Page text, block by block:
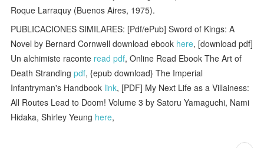
Roque Larraquy (Buenos Aires, 1975).
PUBLICACIONES SIMILARES: [Pdf/ePub] Sword of Kings: A
Novel by Bernard Cornwell download ebook here, [download pdf]
Un alchimiste raconte read pdf, Online Read Ebook The Art of
Death Strandingpdf, {epub download} The Imperial
Infantryman's Handbook link, [PDF] My Next Life as a Villainess:
All Routes Lead to Doom! Volume 3 by Satoru Yamaguchi, Nami
Hidaka, Shirley Yeung here,